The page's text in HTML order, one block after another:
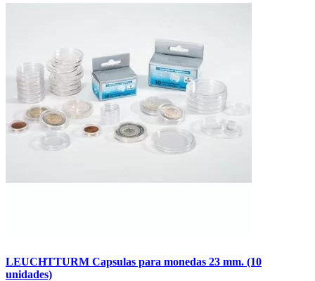
LEUCHTTURM Capsulas para monedas 23 mm. (10
unidades)